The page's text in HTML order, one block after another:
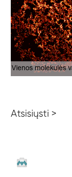
Vienos molekulės
Atsisiųsti >